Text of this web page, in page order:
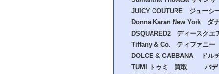
JUICY COUTURE ジューシ
Donna Karan New York ダ
DSQUARED2 ディースク
Tiffany & Co. ティファニ
DOLCE & GABBANA ドル
TUMI トゥミ 買取
バ